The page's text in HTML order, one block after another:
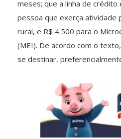
meses; que a linha de crédito
pessoa que exerça atividade
rural, e R$ 4.500 para o
(MEI). De acordo com o
se destinar,